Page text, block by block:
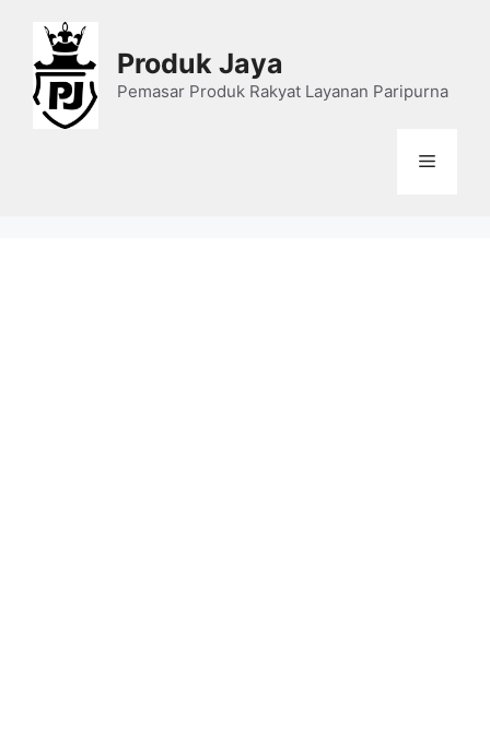
content
Produk Jaya
Pemasar Produk Rakyat Layanan Paripurna
Menu